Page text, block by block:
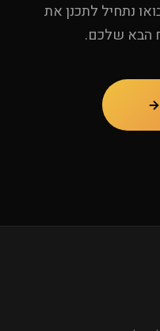
נתחיל לתכנן את
הבא שלכם.